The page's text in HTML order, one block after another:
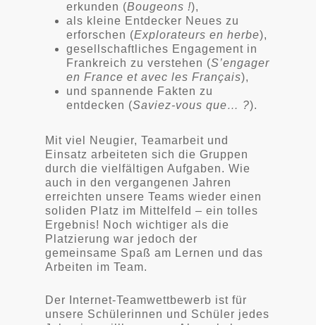
erkunden (Bougeons !),
als kleine Entdecker Neues zu
erforschen (Explorateurs en herbe),
gesellschaftliches Engagement in
Frankreich zu verstehen (S’engager
en France et avec les Français),
und spannende Fakten zu
entdecken (Saviez-vous que… ?).
Mit viel Neugier, Teamarbeit und
Einsatz arbeiteten sich die Gruppen
durch die vielfältigen Aufgaben. Wie
auch in den vergangenen Jahren
erreichten unsere Teams wieder einen
soliden Platz im Mittelfeld – ein tolles
Ergebnis! Noch wichtiger als die
Platzierung war jedoch der
gemeinsame Spaß am Lernen und das
Arbeiten im Team.
Der Internet-Teamwettbewerb ist für
unsere Schülerinnen und Schüler jedes